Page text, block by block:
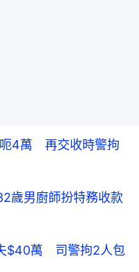
呃4萬 再交收時警拘
歲男廚師扮特務收款
$40萬 司警拘2人包